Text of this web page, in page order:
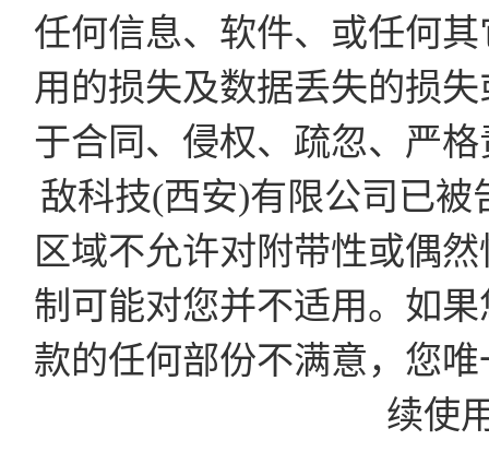
任何信息、软件、或任何
用的损失及数据丢失的损
于合同、侵权、疏忽、严
敌科技(西安)有限公司已
区域不允许对附带性或偶
制可能对您并不适用。如
款的任何部份不满意，您
续使